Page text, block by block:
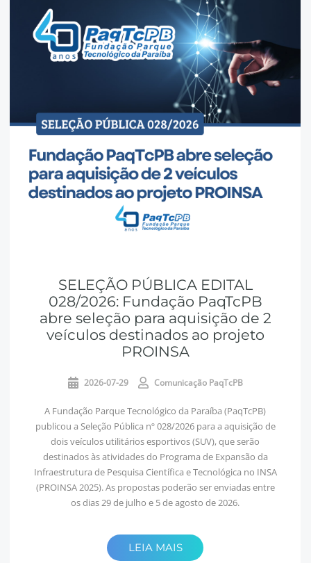
SELEÇÃO PÚBLICA EDITAL
028/2026: Fundação PaqTcPB
abre seleção para aquisição de 2
veículos destinados ao projeto
PROINSA
2026-07-29 Comunicação PaqTcPB
A Fundação Parque Tecnológico da Paraíba (PaqTcPB)
publicou a Seleção Pública nº 028/2026 para a aquisição de
dois veículos utilitários esportivos (SUV), que serão
destinados às atividades do Programa de Expansão da
Infraestrutura de Pesquisa Científica e Tecnológica no INSA
(PROINSA 2025). As propostas poderão ser enviadas entre
os dias 29 de julho e 5 de agosto de 2026.
LEIA MAIS